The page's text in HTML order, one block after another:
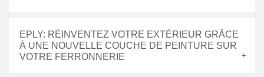
EPLY: RÉINVENTEZ VOTRE EXTÉRIEUR GRÂCE
À UNE NOUVELLE COUCHE DE PEINTURE SUR
VOTRE FERRONNERIE